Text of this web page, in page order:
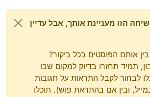
הזו מעניינת אותך, אבל עדיין
אותם הפוסטים בכל ביקור?
תמיד תחזרו בדיוק למקום שבו
לבחור לקבל התראות על תגובות
ובין אם בהתראת פוש). תוכלו